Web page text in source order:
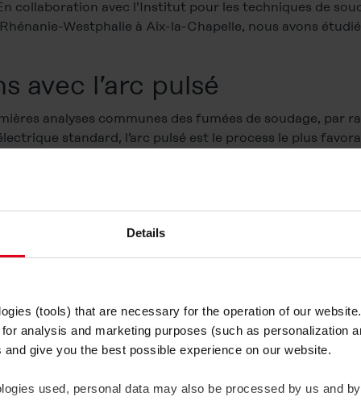
Details
(tools) that are necessary for the operation of our
analysis and marketing purposes (such as personalization
give you the best possible experience on our website.
used, personal data may also be processed by us and
collaboration avec l’Institut pour les techniques de
Westphalie à Aix-la-Chapelle, nous avons
avec l’arc pulsé
analyses communes des fumées de soudage, par
standard, l’arc pulsé est le process le plus
de fumées de soudage. Dans une nouvelle série
les effets des divers réglages de la torche, vitesses
taux d’émission. Le soudage a été réalisé avec notre